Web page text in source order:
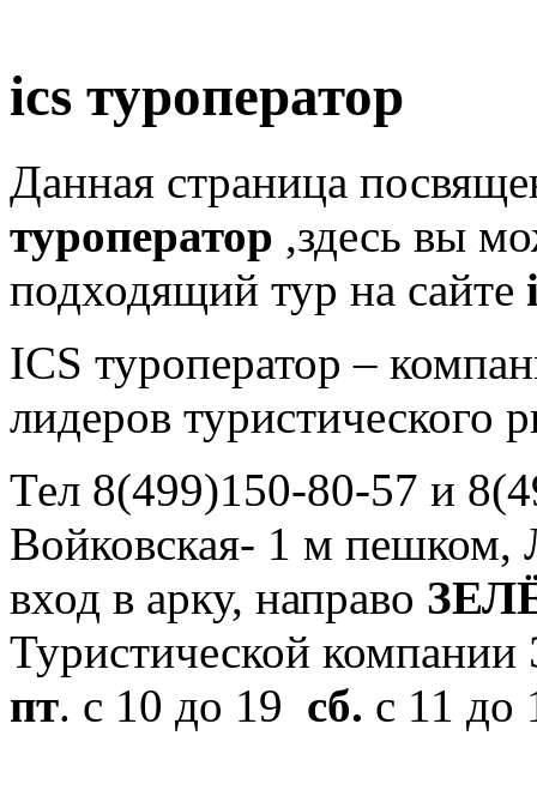
ics туроператор
Данная страница
туроператор ,здесь вы
подходящий тур на сайте
ICS туроператор –
лидеров туристического
Тел 8(499)150-80-57 и
Войковская- 1 м пешком,
вход в арку, направо
Туристической
пт. с 10 до 19 сб. с 11 до